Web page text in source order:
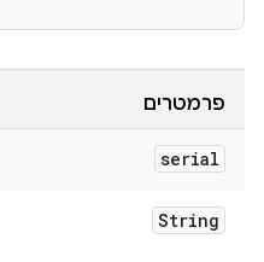
פרמטרים
serial
String